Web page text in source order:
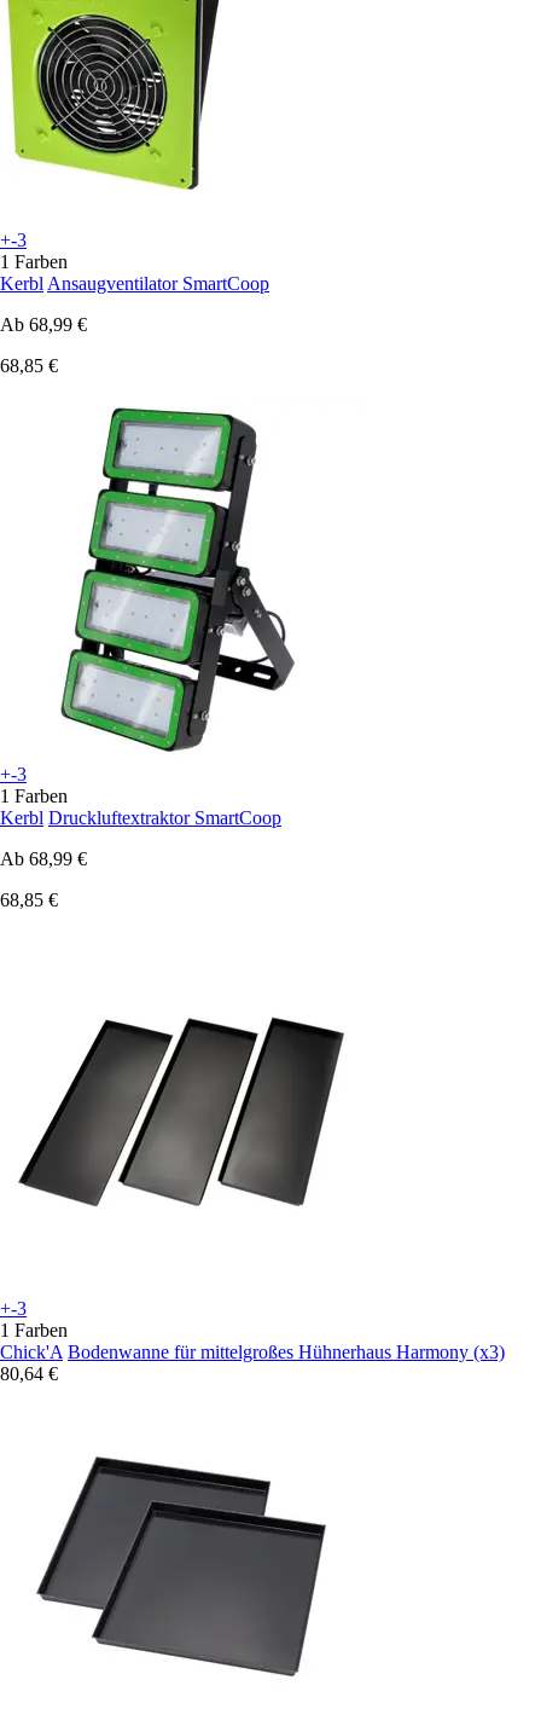
+-3
1 Farben
Kerbl Ansaugventilator SmartCoop
Ab 68,99 €
68,85 €
+-3
1 Farben
Kerbl Druckluftextraktor SmartCoop
Ab 68,99 €
68,85 €
+-3
1 Farben
Chick'A Bodenwanne für mittelgroßes Hühnerhaus Harmony (x3)
80,64 €